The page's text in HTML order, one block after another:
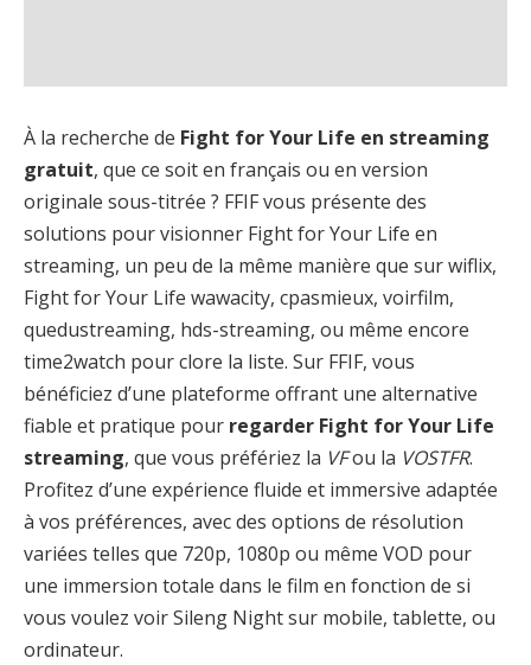
À la recherche de Fight for Your Life en streaming
gratuit, que ce soit en français ou en version
originale sous-titrée ? FFIF vous présente des
solutions pour visionner Fight for Your Life en
streaming, un peu de la même manière que sur wiflix,
Fight for Your Life wawacity, cpasmieux, voirfilm,
quedustreaming, hds-streaming, ou même encore
time2watch pour clore la liste. Sur FFIF, vous
bénéficiez d’une plateforme offrant une alternative
fiable et pratique pour regarder Fight for Your Life
streaming, que vous préfériez la VFou la VOSTFR.
Profitez d’une expérience fluide et immersive adaptée
à vos préférences, avec des options de résolution
variées telles que 720p, 1080p ou même VOD pour
une immersion totale dans le film en fonction de si
vous voulez voir Sileng Night sur mobile, tablette, ou
ordinateur.